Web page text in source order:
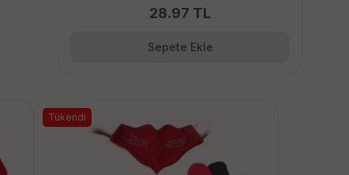
28.97 TL
Sepete Ekle
Tükendi